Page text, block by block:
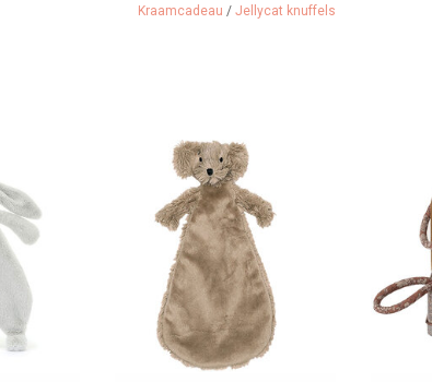
Kraamcadeau / Jellycat knuffels
Babys erster treuer
Kuschelfreund...
ZUM WARENKORB HINZUFÜGEN
ZUM